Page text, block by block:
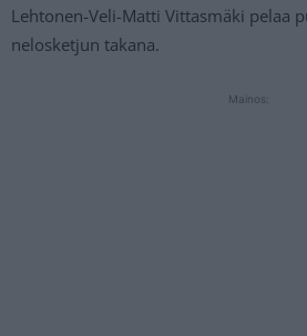
Lehtonen-Veli-Matti Vittasmäki pelaa
nelosketjun takana.
Mainos: